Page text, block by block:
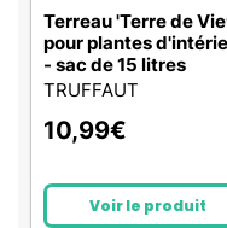
Terreau 'Terre de
pour plantes
- sac de 15 litres
TRUFFAUT
10,99€
Voir le produit